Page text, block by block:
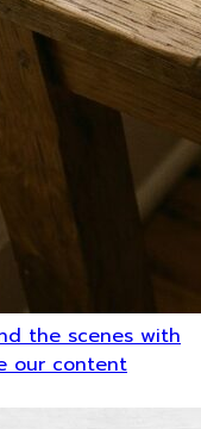
the scenes with
our content